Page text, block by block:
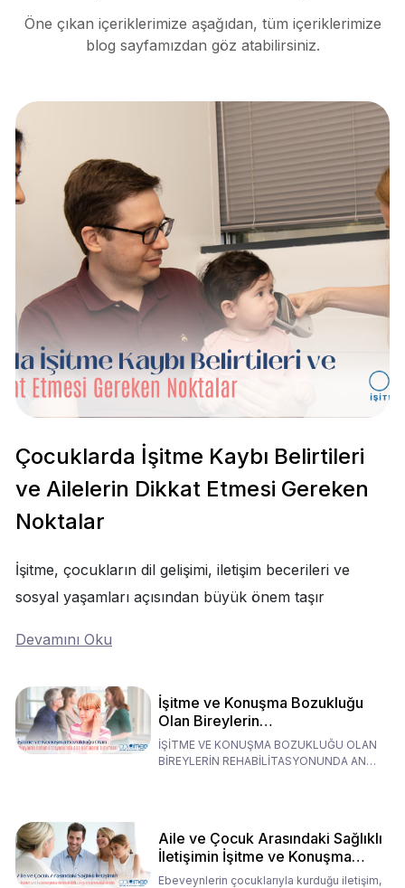
Öne çıkan içeriklerimize aşağıdan, tüm içeriklerimize
blog sayfamızdan göz atabilirsiniz.
Çocuklarda İşitme Kaybı Belirtileri
ve Ailelerin Dikkat Etmesi Gereken
Noktalar
İşitme, çocukların dil gelişimi, iletişim becerileri ve
sosyal yaşamları açısından büyük önem taşır
Devamını Oku
İşitme ve Konuşma Bozukluğu
Olan Bireylerin
Rehabilitasyonunda Ana
Babaların Tutumları
İŞİTME VE KONUŞMA BOZUKLUĞU OLAN
BİREYLERİN REHABİLİTASYONUNDA ANA
Aile ve Çocuk Arasındaki Sağlıklı
İletişimin İşitme ve Konuşma
Rehabilitasyonundaki Rolü
Ebeveynlerin çocuklarıyla kurduğu iletişim,